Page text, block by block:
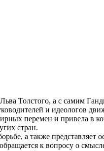
Толстого, а с самим
и идеологов
перемен и привела в
стран.
а также представляет
к вопросу о